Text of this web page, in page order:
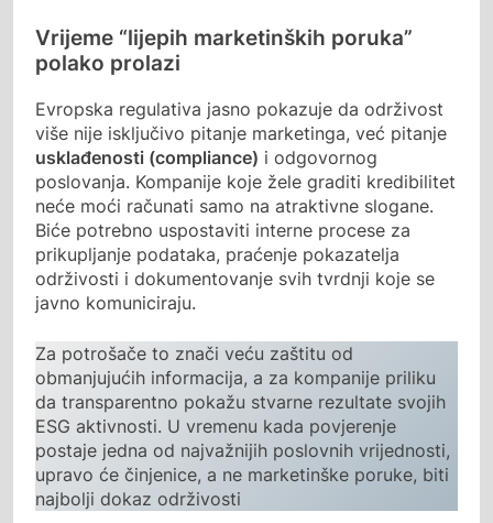
Vrijeme “lijepih marketinških poruka”
polako prolazi
Evropska regulativa jasno pokazuje da održivost
više nije isključivo pitanje marketinga, već pitanje
usklađenosti (compliance) i odgovornog
poslovanja. Kompanije koje žele graditi kredibilitet
neće moći računati samo na atraktivne slogane.
Biće potrebno uspostaviti interne procese za
prikupljanje podataka, praćenje pokazatelja
održivosti i dokumentovanje svih tvrdnji koje se
javno komuniciraju.
Za potrošače to znači veću zaštitu od
obmanjujućih informacija, a za kompanije priliku
da transparentno pokažu stvarne rezultate svojih
ESG aktivnosti. U vremenu kada povjerenje
postaje jedna od najvažnijih poslovnih vrijednosti,
upravo će činjenice, a ne marketinške poruke, biti
najbolji dokaz održivosti